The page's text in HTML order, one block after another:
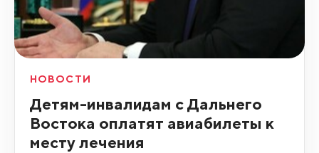
НОВОСТИ
Детям-инвалидам с Дальнего
Востока оплатят авиабилеты к
месту лечения